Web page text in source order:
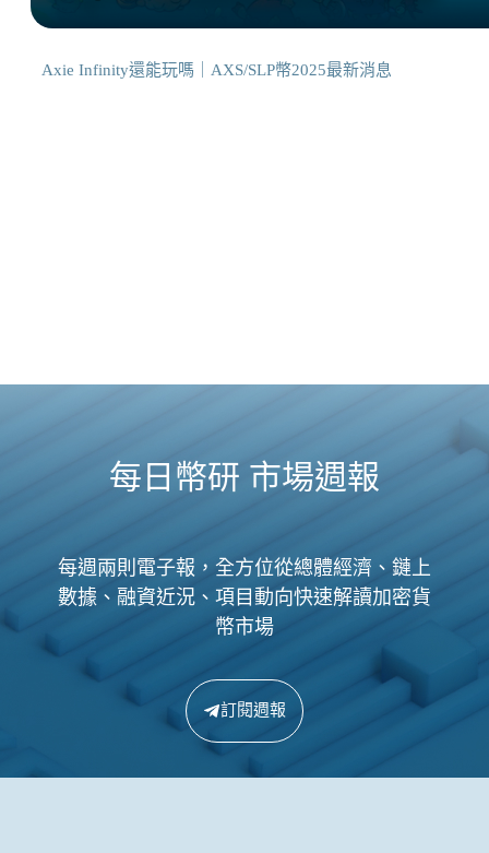
Axie Infinity還能玩嗎｜AXS/SLP幣2025最新消息
每日幣研 市場週報
每週兩則電子報，全方位從總體經濟、鏈上
數據、融資近況、項目動向快速解讀加密貨
幣市場
訂閱週報